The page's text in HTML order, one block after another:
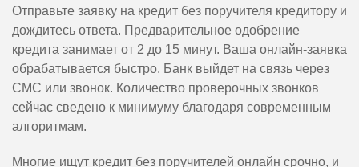
Отправьте заявку на кредит без поручителя кредитору и
дождитесь ответа. Предварительное одобрение
кредита занимает от 2 до 15 минут. Ваша онлайн-заявка
обрабатывается быстро. Банк выйдет на связь через
СМС или звонок. Количество проверочных звонков
сейчас сведено к минимуму благодаря современным
алгоритмам.
Многие ищут кредит без поручителей онлайн срочно, и